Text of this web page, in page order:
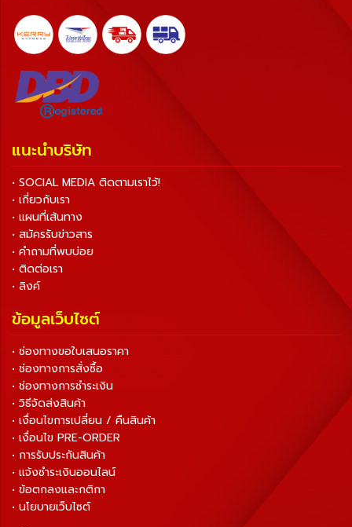
แนะนำบริษัท
• SOCIAL MEDIA ติดตามเราไว้!
• เกี่ยวกับเรา
• แผนที่เส้นทาง
• สมัครรับข่าวสาร
• คำถามที่พบบ่อย
• ติดต่อเรา
• ลิงค์
ข้อมูลเว็บไซต์
• ช่องทางขอใบเสนอราคา
• ช่องทางการสั่งซื้อ
• ช่องทางการชำระเงิน
• วิธีจัดส่งสินค้า
• เงื่อนไขการเปลี่ยน / คืนสินค้า
• เงื่อนไข PRE-ORDER
• การรับประกันสินค้า
• แจ้งชำระเงินออนไลน์
• ข้อตกลงและกติกา
• นโยบายเว็บไซต์